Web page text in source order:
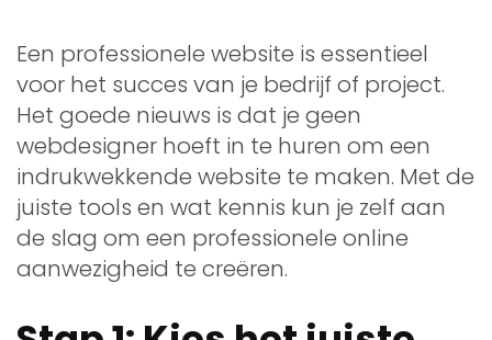
Een professionele website is essentieel
voor het succes van je bedrijf of project.
Het goede nieuws is dat je geen
webdesigner hoeft in te huren om een
indrukwekkende website te maken. Met de
juiste tools en wat kennis kun je zelf aan
de slag om een professionele online
aanwezigheid te creëren.